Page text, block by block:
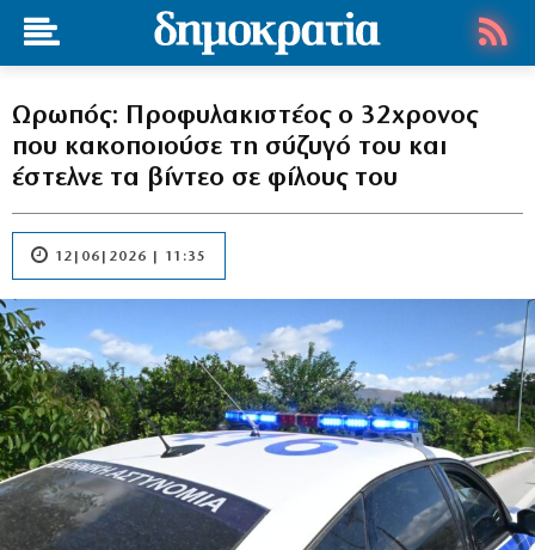
Ωρωπός: Προφυλακιστέος ο 32χρονος
που κακοποιούσε τη σύζυγό του και
έστελνε τα βίντεο σε φίλους του
12|06|2026 | 11:35